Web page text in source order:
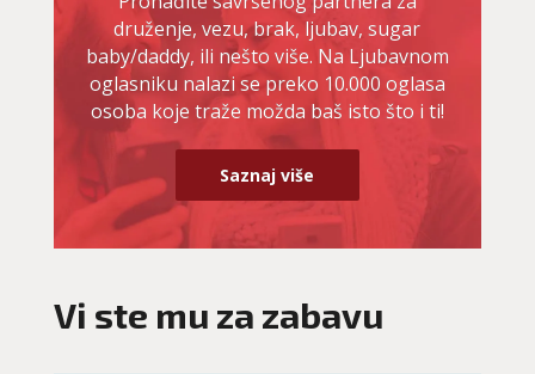
druženje, vezu, brak, ljubav, sugar
baby/daddy, ili nešto više. Na Ljubavnom
oglasniku nalazi se preko 10.000 oglasa
osoba koje traže možda baš isto što i ti!
Saznaj više
Vi ste mu za zabavu